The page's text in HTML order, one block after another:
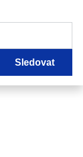
Sledovat